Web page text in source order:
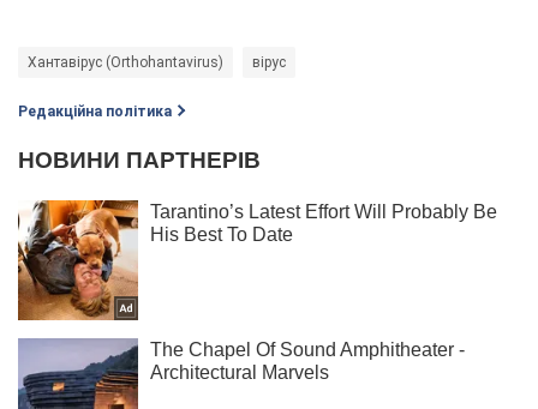
Хантавірус (Orthohantavirus) вірус
Редакційна політика